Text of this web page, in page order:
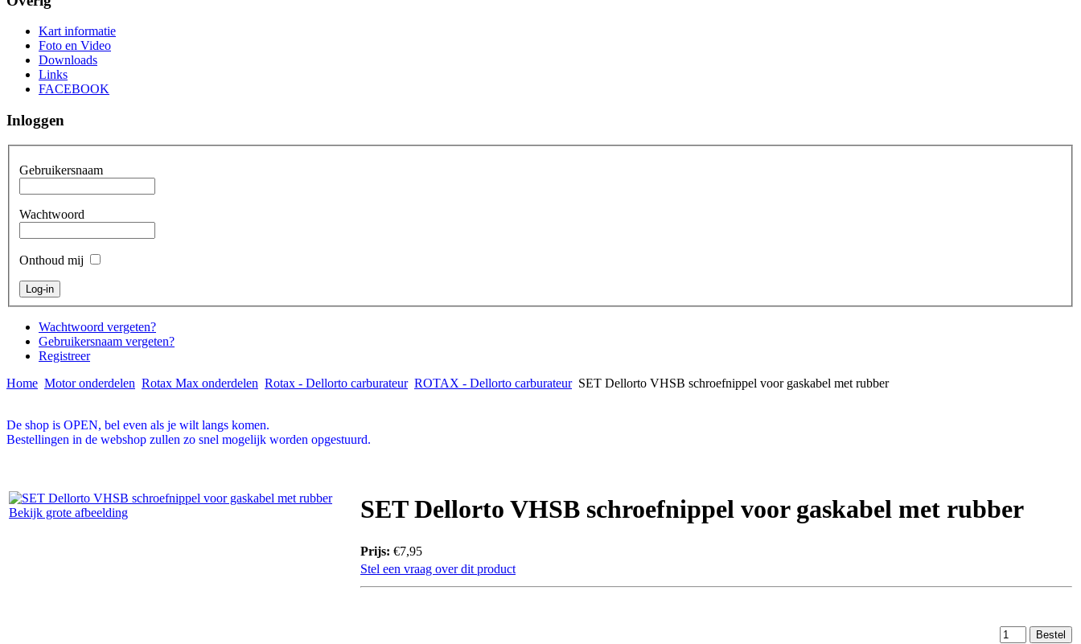
Kart informatie
Foto en Video
Downloads
Links
FACEBOOK
Inloggen
Gebruikersnaam
Wachtwoord
Onthoud mij
Wachtwoord vergeten?
Gebruikersnaam vergeten?
Registreer
Home Motor onderdelen Rotax Max onderdelen Rotax - Dellorto carburateur ROTAX - Dellorto carburateur SET Dellorto VHSB schroefnippel voor gaskabel met rubber
De shop is OPEN, bel even als je wilt langs komen.
Bestellingen in de webshop zullen zo snel mogelijk worden opgestuurd.
Bekijk grote afbeelding SET Dellorto VHSB schroefnippel voor gaskabel met rubber
Prijs: €7,95
Stel een vraag over dit product